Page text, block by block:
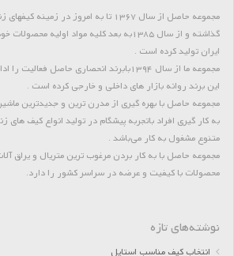
مجموعه حاصل از سال 1367 تا به امروز در
گذاشته و از سال 1385به بعد کلیه مواد اولیه
ایران تولید کرده است .
مجموعه ما از سال 1394بابرند انحصاری حاصل
این برند روانه بازار های داخلی و خارجی کرده است .
مجموعه حاصل با بهره گیری از مدرن ترین و جدیدترین
به کار گیری افراد باتجربه پیشگام در تولید انواع کیف
متنوع مشغول به کار می‌باشد .
مجموعه حاصل با به کار بردن مرغوب ترین متریال و یراق
محصولات با کیفیت و عرضه در سراسر کشور را دارد.
نوشته‌های تازه
انتخاب کیف مناسب استایل